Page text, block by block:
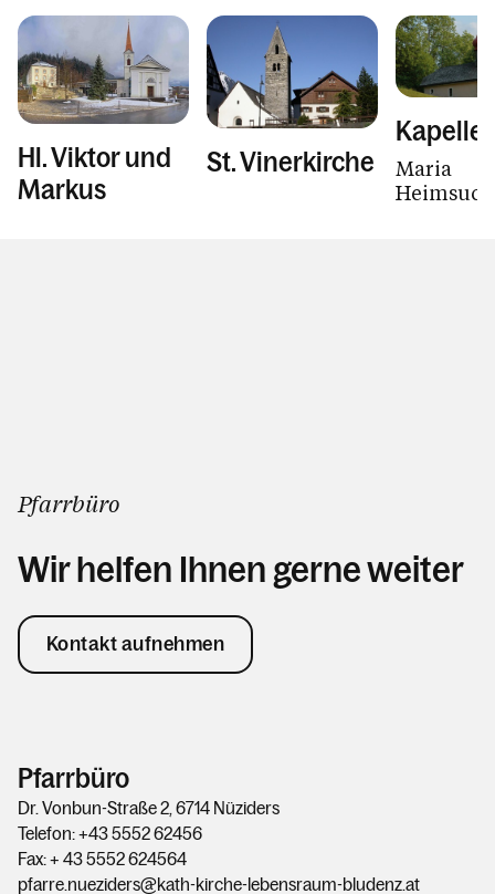
Dienstpläne
Der Seelsorgeraum Bludenz
Kalender
Hl. Viktor und
Markus
St. Vinerkirche
Kapelle
Maria
Pfarrbüro
Wir helfen Ihnen gerne weiter
Kontakt aufnehmen
Pfarrbüro
Dr. Vonbun-Straße 2, 6714 Nüziders
Telefon: +43 5552 62456
Fax: + 43 5552 624564
pfarre.nueziders@kath-kirche-lebensraum-bludenz.at